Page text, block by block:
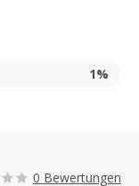
1%
0 Bewertungen